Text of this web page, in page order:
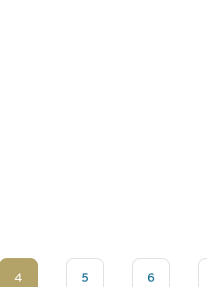
4 5 6